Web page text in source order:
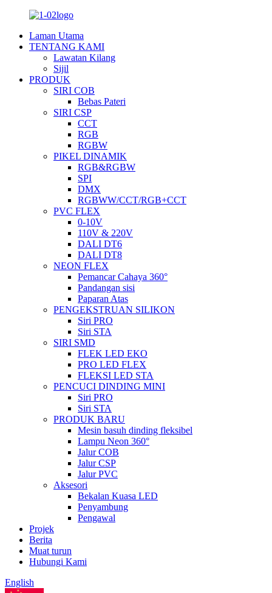
Laman Utama
TENTANG KAMI
Lawatan Kilang
Sijil
PRODUK
SIRI COB
Bebas Pateri
SIRI CSP
CCT
RGB
RGBW
PIKEL DINAMIK
RGB&RGBW
SPI
DMX
RGBWW/CCT/RGB+CCT
PVC FLEX
0-10V
110V & 220V
DALI DT6
DALI DT8
NEON FLEX
Pemancar Cahaya 360°
Pandangan sisi
Paparan Atas
PENGEKSTRUAN SILIKON
Siri PRO
Siri STA
SIRI SMD
FLEK LED EKO
PRO LED FLEX
FLEKSI LED STA
PENCUCI DINDING MINI
Siri PRO
Siri STA
PRODUK BARU
Mesin basuh dinding fleksibel
Lampu Neon 360°
Jalur COB
Jalur CSP
Jalur PVC
Aksesori
Bekalan Kuasa LED
Penyambung
Pengawal
Projek
Berita
Muat turun
Hubungi Kami
English